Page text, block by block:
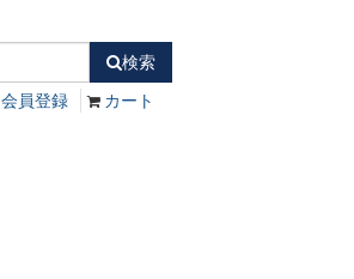
検索
会員登録 カート